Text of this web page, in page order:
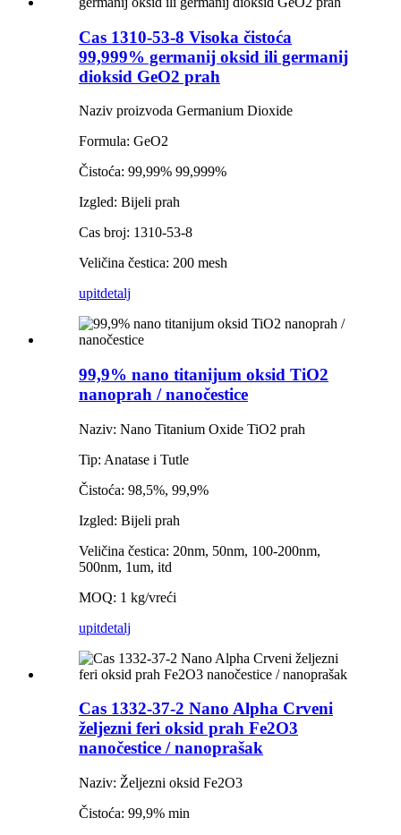
Cas 1310-53-8 Visoka čistoća
99,999% germanij oksid ili germanij
dioksid GeO2 prah
Naziv proizvoda Germanium Dioxide
Formula: GeO2
Čistoća: 99,99% 99,999%
Izgled: Bijeli prah
Cas broj: 1310-53-8
Veličina čestica: 200 mesh
upitdetalj
99,9% nano titanijum oksid TiO2
nanoprah / nanočestice
Naziv: Nano Titanium Oxide TiO2 prah
Tip: Anatase i Tutle
Čistoća: 98,5%, 99,9%
Izgled: Bijeli prah
Veličina čestica: 20nm, 50nm, 100-200nm,
500nm, 1um, itd
MOQ: 1 kg/vreći
upitdetalj
Cas 1332-37-2 Nano Alpha Crveni
željezni feri oksid prah Fe2O3
nanočestice / nanoprašak
Naziv: Željezni oksid Fe2O3
Čistoća: 99,9% min